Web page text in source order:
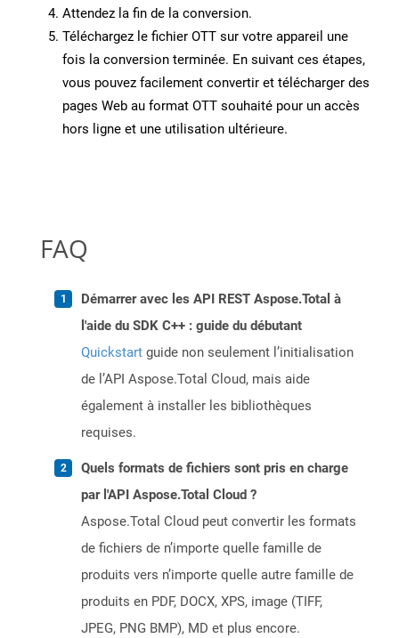
Attendez la fin de la conversion.
Téléchargez le fichier OTT sur votre appareil une
fois la conversion terminée. En suivant ces étapes,
vous pouvez facilement convertir et télécharger des
pages Web au format OTT souhaité pour un accès
hors ligne et une utilisation ultérieure.
FAQ
Démarrer avec les API REST Aspose.Total à
l'aide du SDK C++ : guide du débutant
Quickstart guide non seulement l’initialisation
de l’API Aspose.Total Cloud, mais aide
également à installer les bibliothèques
requises.
Quels formats de fichiers sont pris en charge
par l'API Aspose.Total Cloud ?
Aspose.Total Cloud peut convertir les formats
de fichiers de n’importe quelle famille de
produits vers n’importe quelle autre famille de
produits en PDF, DOCX, XPS, image (TIFF,
JPEG, PNG BMP), MD et plus encore.